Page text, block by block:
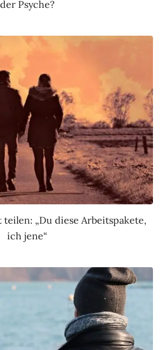
der Psyche?
„Du diese Arbeitspakete,
ich jene“